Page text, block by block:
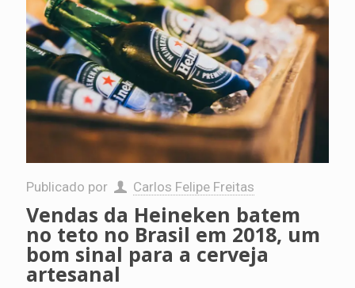
Publicado por Carlos Felipe Freitas
Vendas da Heineken batem
no teto no Brasil em 2018, um
bom sinal para a cerveja
artesanal